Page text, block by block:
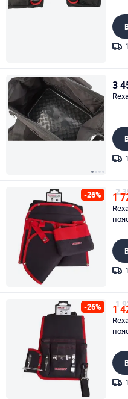
3
-26% 2
1
-26% 1
1